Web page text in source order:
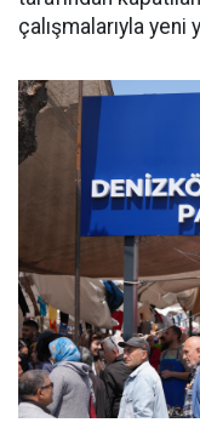
çalışmalarıyla yeni